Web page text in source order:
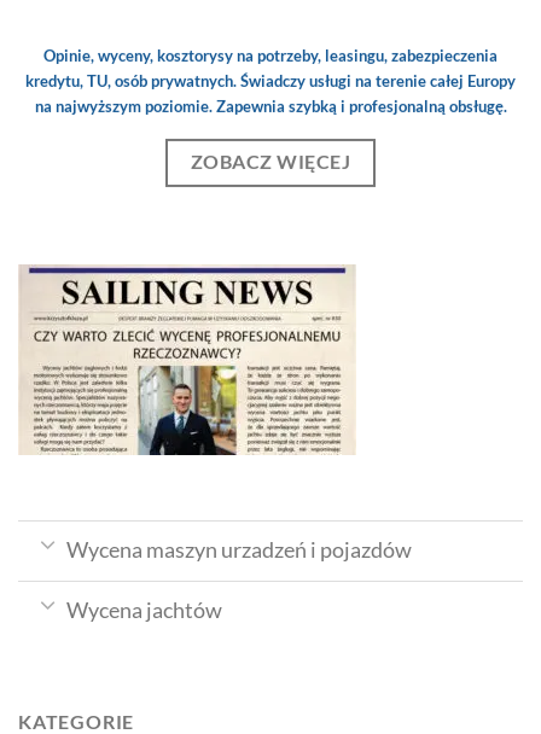
Opinie, wyceny, kosztorysy na potrzeby, leasingu, zabezpieczenia
kredytu, TU, osób prywatnych. Świadczy usługi na terenie całej Europy
na najwyższym poziomie. Zapewnia szybką i profesjonalną obsługę.
ZOBACZ WIĘCEJ
Wycena maszyn urzadzeń i pojazdów
Wycena jachtów
KATEGORIE